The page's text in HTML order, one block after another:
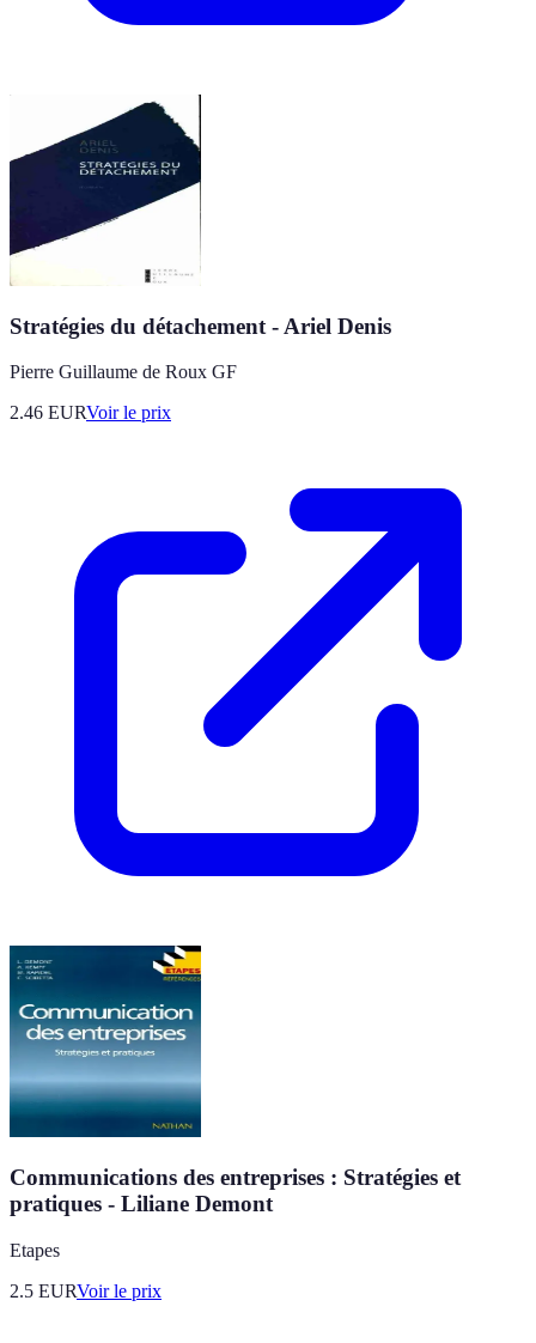
Stratégies du détachement - Ariel Denis
Pierre Guillaume de Roux GF
2.46 EURVoir le prix
Communications des entreprises : Stratégies et
pratiques - Liliane Demont
Etapes
2.5 EURVoir le prix